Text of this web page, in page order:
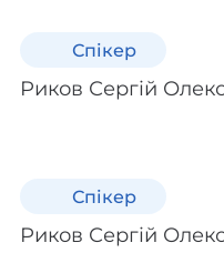
Спікер
Риков Сергій
Спікер
Риков Сергій